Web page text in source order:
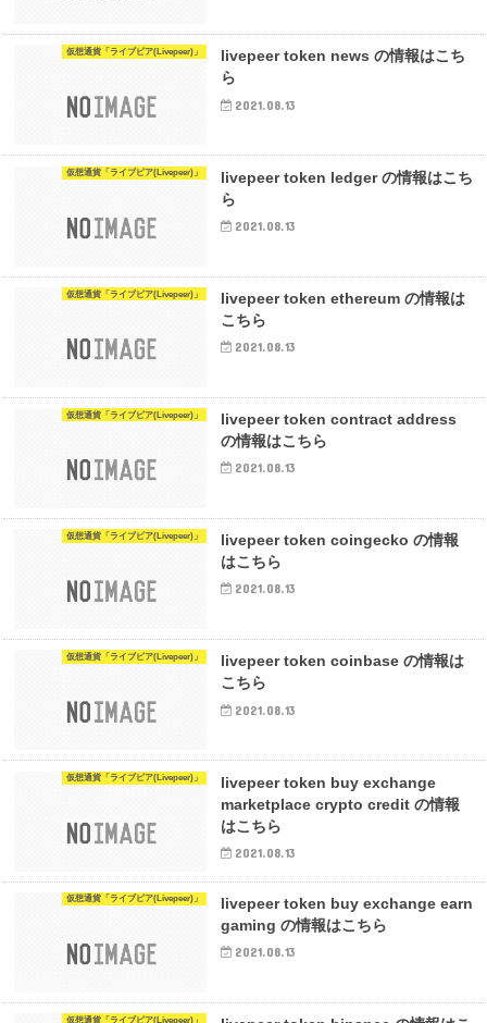
仮想通貨「ライブピア(Livepeer)」
livepeer token news の情報はこち
ら
2021.08.13
仮想通貨「ライブピア(Livepeer)」
livepeer token ledger の情報はこち
ら
2021.08.13
仮想通貨「ライブピア(Livepeer)」
livepeer token ethereum の情報は
こちら
2021.08.13
仮想通貨「ライブピア(Livepeer)」
livepeer token contract address
の情報はこちら
2021.08.13
仮想通貨「ライブピア(Livepeer)」
livepeer token coingecko の情報
はこちら
2021.08.13
仮想通貨「ライブピア(Livepeer)」
livepeer token coinbase の情報は
こちら
2021.08.13
仮想通貨「ライブピア(Livepeer)」
livepeer token buy exchange
marketplace crypto credit の情報
はこちら
2021.08.13
仮想通貨「ライブピア(Livepeer)」
livepeer token buy exchange earn
gaming の情報はこちら
2021.08.13
仮想通貨「ライブピア(Livepeer)」